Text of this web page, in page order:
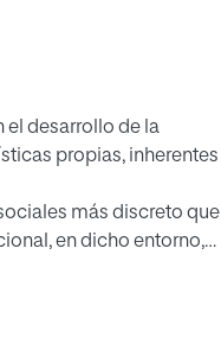
el desarrollo de la
propias, inherentes
más discreto que
en dicho entorno,
presenta la